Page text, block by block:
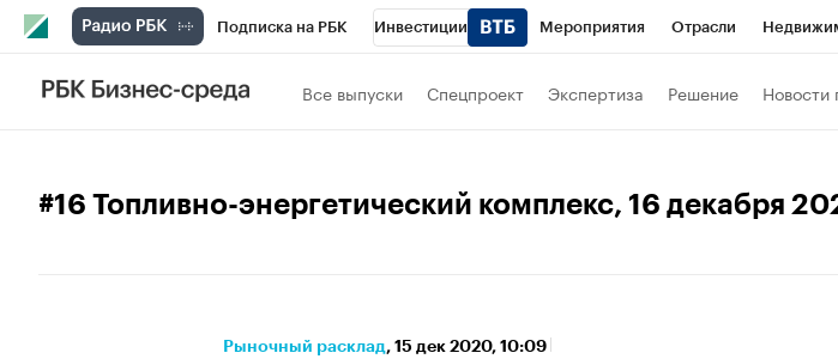
Подписка на РБК Инвестиции Мероприятия Отрасли
Спорт
Конференции СПб Проверка
Все выпуски Спецпроект Экспертиза Решение Новости
#16 Топливно-энергетический комплекс, 16 декабря
Рыночный расклад⁠, 15 дек 2020, 10:09